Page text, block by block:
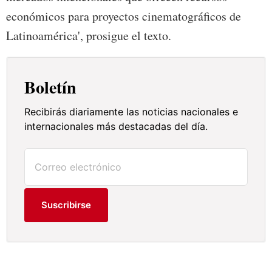
económicos para proyectos cinematográficos de
Latinoamérica', prosigue el texto.
Boletín
Recibirás diariamente las noticias nacionales e
internacionales más destacadas del día.
Suscribirse